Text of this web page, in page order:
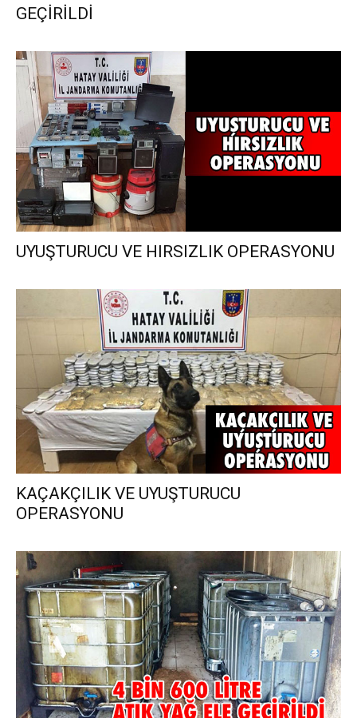
GEÇİRİLDİ
UYUŞTURUCU VE HIRSIZLIK OPERASYONU
KAÇAKÇILIK VE UYUŞTURUCU
OPERASYONU